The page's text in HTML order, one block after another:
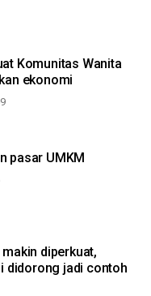
Komunitas Wanita
ekonomi
pasar UMKM
diperkuat,
didorong jadi contoh